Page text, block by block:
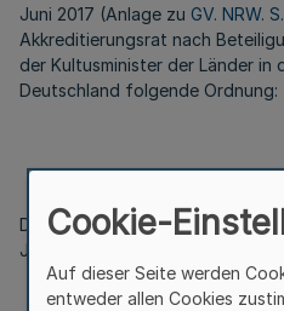
Juni 2017 (Anlage zu GV. NRW.
Akkreditierungsrat nach
der Kultusminister der Länder in
Deutschland folgende Ordnung:
Die Gebührenordnung der
Juli 2018 (
Cookie-
Auf dieser Seite werden
entweder allen Cookies